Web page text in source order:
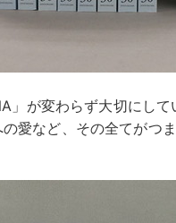
」が変わらず大切にし
愛など、その全てがつ